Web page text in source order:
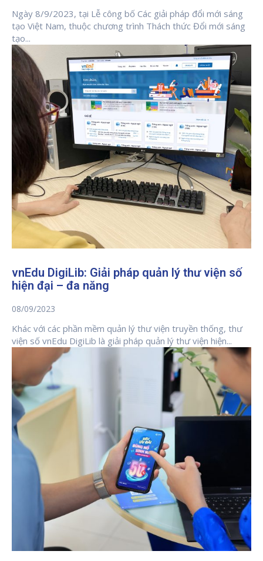
Ngày 8/9/2023, tại Lễ công bố Các giải pháp đổi mới sáng
tạo Việt Nam, thuộc chương trình Thách thức Đổi mới sáng
tạo...
vnEdu DigiLib: Giải pháp quản lý thư viện số
hiện đại – đa năng
08/09/2023
Khác với các phần mềm quản lý thư viện truyền thống, thư
viện số vnEdu DigiLib là giải pháp quản lý thư viện hiện...